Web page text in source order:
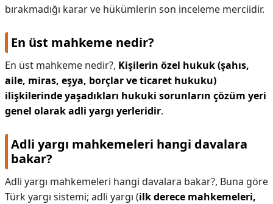
bırakmadığı karar ve hükümlerin son inceleme merciidir.
En üst mahkeme nedir?
En üst mahkeme nedir?, Kişilerin özel hukuk (şahıs,
aile, miras, eşya, borçlar ve ticaret hukuku)
ilişkilerinde yaşadıkları hukuki sorunların çözüm yeri
genel olarak adli yargı yerleridir.
Adli yargı mahkemeleri hangi davalara
bakar?
Adli yargı mahkemeleri hangi davalara bakar?, Buna göre
Türk yargı sistemi; adli yargı (ilk derece mahkemeleri,